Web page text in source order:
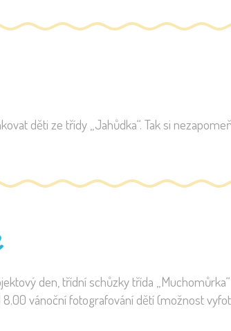
děti ze třídy „Jahůdka“. Tak si
den, třídní schůzky třída
8.00 vánoční fotografování dětí (možnost